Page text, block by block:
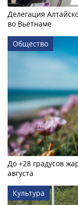
Делегация
во Вьетнаме
Общество
До +28 градусов
августа
Культура